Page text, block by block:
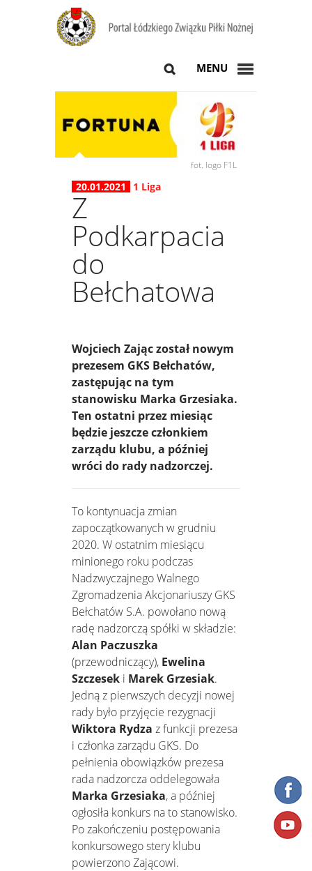
MENU
fot. logo F1L
20.01.2021 1 Liga
Z
Podkarpacia
do
Bełchatowa
Wojciech Zając został nowym
prezesem GKS Bełchatów,
zastępując na tym
stanowisku Marka Grzesiaka.
Ten ostatni przez miesiąc
będzie jeszcze członkiem
zarządu klubu, a później
wróci do rady nadzorczej.
To kontynuacja zmian
zapoczątkowanych w grudniu
2020. W ostatnim miesiącu
minionego roku podczas
Nadzwyczajnego Walnego
Zgromadzenia Akcjonariuszy GKS
Bełchatów S.A. powołano nową
radę nadzorczą spółki w składzie:
Alan Paczuszka
(przewodniczący), Ewelina
Szczesek i Marek Grzesiak.
Jedną z pierwszych decyzji nowej
rady było przyjęcie rezygnacji
Wiktora Rydza z funkcji prezesa
i członka zarządu GKS. Do
pełnienia obowiązków prezesa
rada nadzorcza oddelegowała
Marka Grzesiaka, a później
ogłosiła konkurs na to stanowisko.
Po zakończeniu postępowania
konkursowego stery klubu
powierzono Zającowi.